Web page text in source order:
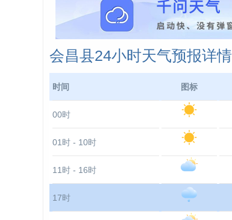
会昌县24小时天气预报详情
时间 图标
00时
01时 - 10时
11时 - 16时
17时